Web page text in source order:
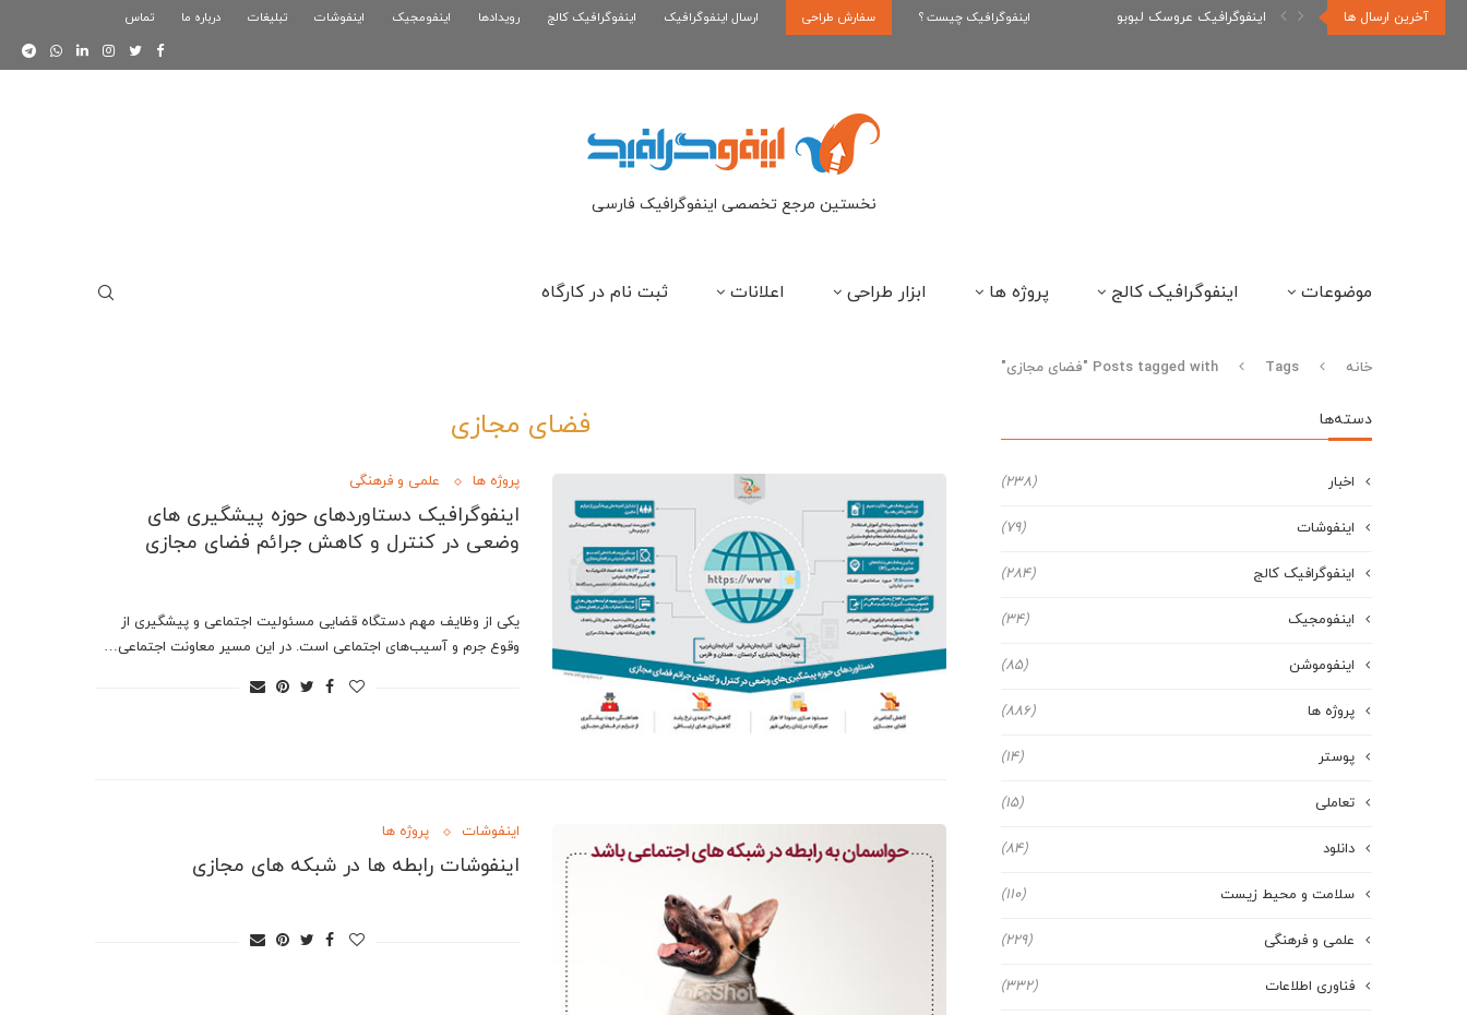
آخرین ارسال ها اینفوگرافیک عروسک لبوبو اینفوگرافیک رپر های فارسی نسل... اینفوگرافیک بازی کلش رویال اینفوگرافیک چیست ؟ سفارش طراحی ارسال اینفوگرافیک اینفوگرافیک کالج رویدادها اینفومجیک اینفوشات تبلیغات درباره ما تماس
نخستین مرجع تخصصی اینفوگرافیک فارسی
موضوعات اینفوگرافیک کالج پروژه ها ابزار طراحی اعلانات ثبت نام در کارگاه
خانه Tags Posts tagged with "فضای مجازی"
فضای مجازی
پروژه ها علمی و فرهنگی
اینفوگرافیک دستاوردهای حوزه پیشگیری های
وضعی در کنترل و کاهش جرائم فضای مجازی
یکی از وظایف مهم دستگاه قضایی مسئولیت اجتماعی و پیشگیری از
وقوع جرم و آسیب‌های اجتماعی است. در این مسیر معاونت اجتماعی…
اینفوشات پروژه ها
اینفوشات رابطه ها در شبکه های مجازی
دسته‌ها
اخبار (238)
اینفوشات (79)
اینفوگرافیک کالج (284)
اینفومجیک (34)
اینفوموشن (85)
پروژه ها (886)
پوستر (14)
تعاملی (15)
دانلود (84)
سلامت و محیط زیست (110)
علمی و فرهنگی (229)
فناوری اطلاعات (332)